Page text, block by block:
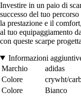
Investire in un paio di
successo del tuo
la prestazione e il
al tuo equipaggiamento
con queste scarpe
Informazioni
Marchio
adidas
Colore
crywht/
Colore
Bianco